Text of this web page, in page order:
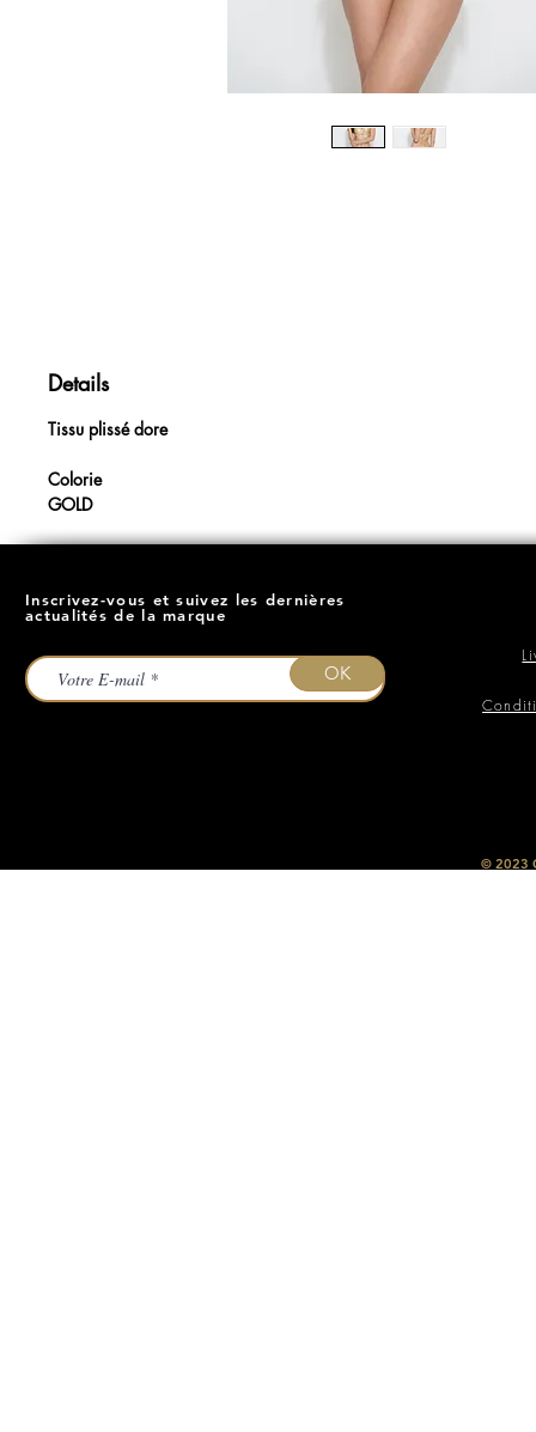
Details
Tissu plissé dore
Colorie
GOLD
Inscrivez-vous et suivez les dernières
actualités de la marque
OK
​© 2023